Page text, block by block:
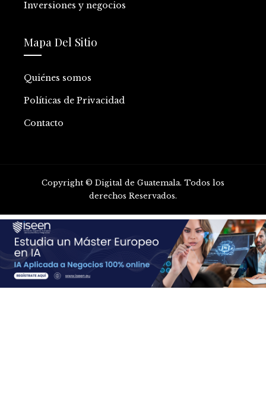
Inversiones y negocios
Mapa Del Sitio
Quiénes somos
Políticas de Privacidad
Contacto
Copyright © Digital de Guatemala. Todos los
derechos Reservados.